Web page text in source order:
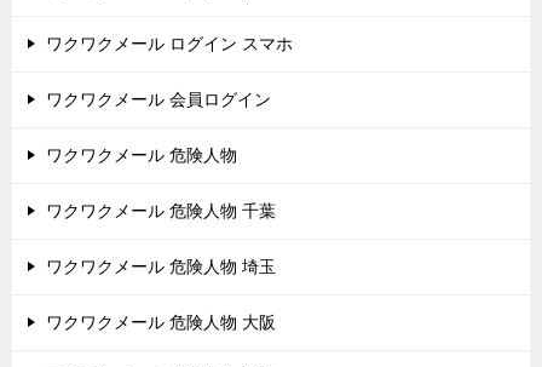
ワクワクメール ログイン スマホ
ワクワクメール 会員ログイン
ワクワクメール 危険人物
ワクワクメール 危険人物 千葉
ワクワクメール 危険人物 埼玉
ワクワクメール 危険人物 大阪